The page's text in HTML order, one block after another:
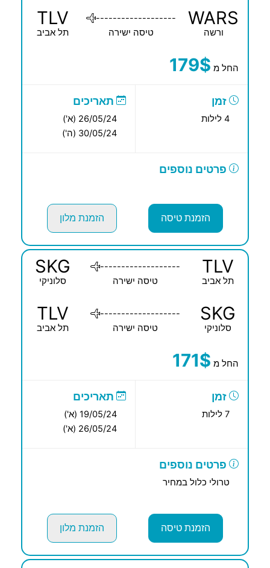
WARS
ורשה
-------------------
טיסה ישירה
TLV
תל אביב
החל מ 179$
זמן
4 לילות
תאריכים
26/05/24 (א')
30/05/24 (ה')
פרטים נוספים
הזמנת טיסה הזמנת מלון
TLV
תל אביב
-------------------
טיסה ישירה
SKG
סלוניקי
SKG
סלוניקי
-------------------
טיסה ישירה
TLV
תל אביב
החל מ 171$
זמן
7 לילות
תאריכים
19/05/24 (א')
26/05/24 (א')
פרטים נוספים
טרולי כלול במחיר
הזמנת טיסה הזמנת מלון